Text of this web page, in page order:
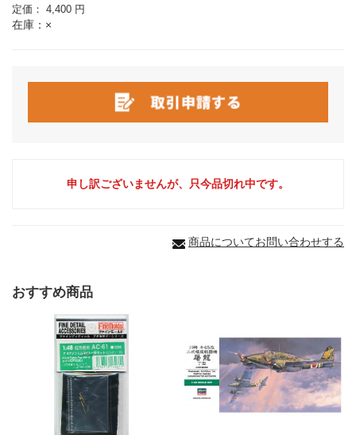
定価： 4,400 円
在庫：×
申し訳ございませんが、只今品切れ中です。
商品についてお問い合わせする
おすすめ商品